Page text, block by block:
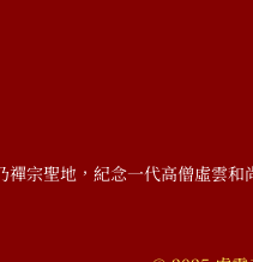
宗聖地，紀念一代高僧虛雲和